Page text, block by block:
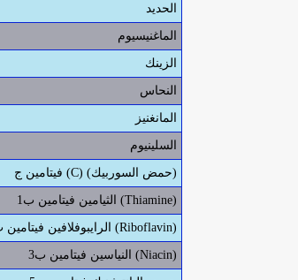
الحديد
الماغنيسيوم
الزينك
النحاس
المانغنيز
السلينيوم
فيتامين ج (C) (حمض السوربيك)
الثيامين فيتامين ب1 (Thiamine)
الرايبوفلافين فيتامين ب2 (Riboflavin)
النياسين فيتامين ب3 (Niacin)